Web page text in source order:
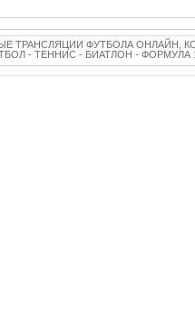
ТРАНСЛЯЦИИ ФУТБОЛА ОНЛАЙН,
- ТЕННИС - БИАТЛОН -